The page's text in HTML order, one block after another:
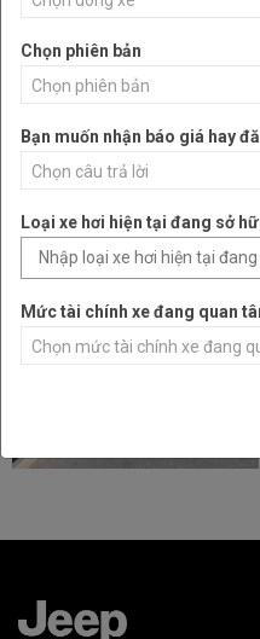
Chọn phiên bản
Chọn phiên bản
Bạn muốn nhận báo giá hay
Chọn câu trả lời
Loại xe hơi hiện tại đang sở
Mức tài chính xe đang quan
Chọn mức tài chính xe đang